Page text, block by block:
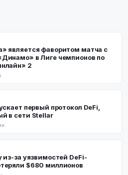
является фаворитом матча с
в Лиге чемпионов по
2
первый протокол DeFi,
в сети Stellar
из-за уязвимостей DeFi-
$680 миллионов